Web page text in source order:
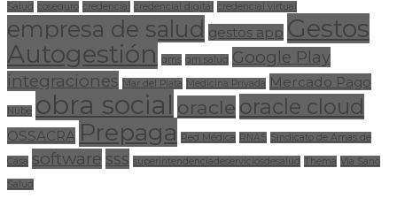
Salud coseguro credencial credencial digital credencial virtual
empresa de salud gestos app Gestos
Autogestión gms gm salud Google Play
integraciones Mar del Plata Medicina Privada Mercado Pago
Nube obra social oracle oracle cloud
OSSACRA Prepaga Red Médica RNAS Sindicato de Amas de
Casa software sss superintendenciadeserviciosdesalud Thema Via Sano
Salud